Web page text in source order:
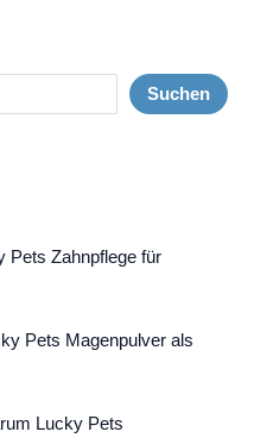
Suchen
Pets Zahnpflege für
Pets Magenpulver als
Lucky Pets